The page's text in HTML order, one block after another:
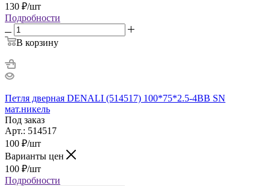
130 ₽/шт
Подробности
В корзину
Петля дверная DENALI (514517) 100*75*2.5-4BB SN
мат.никель
Под заказ
Арт.: 514517
100 ₽/шт
Варианты цен
100 ₽/шт
Подробности